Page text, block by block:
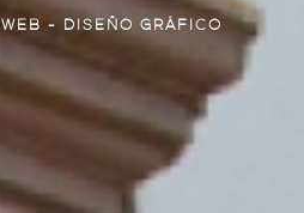
- DISEÑO GRÁFICO